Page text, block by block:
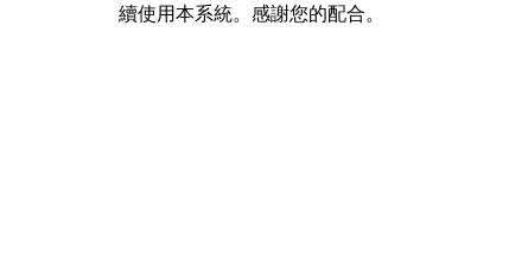
續使用本系統。感謝您的配合。